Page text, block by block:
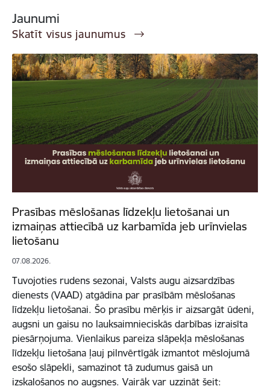
Jaunumi
Skatīt visus jaunumus
Prasības mēslošanas līdzekļu lietošanai un
izmaiņas attiecībā uz karbamīda jeb urīnvielas
lietošanu
07.08.2026.
Tuvojoties rudens sezonai, Valsts augu aizsardzības
dienests (VAAD) atgādina par prasībām mēslošanas
līdzekļu lietošanai. Šo prasību mērķis ir aizsargāt ūdeni,
augsni un gaisu no lauksaimnieciskās darbības izraisīta
piesārņojuma. Vienlaikus pareiza slāpekļa mēslošanas
līdzekļu lietošana ļauj pilnvērtīgāk izmantot mēslojumā
esošo slāpekli, samazinot tā zudumus gaisā un
izskalošanos no augsnes. Vairāk var uzzināt šeit: